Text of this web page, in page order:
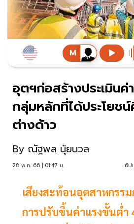
อุตฯก่อสร้างประเมิน
กลุ่มหลักที่ได้ประโยช
ต่างด้าว
By ณัฐพล นุ้ยนวล
28 พ.ค. 66 | 01:47 น. อัป
เสียงสะท้อนอุตสาหกรร
การปรับขึ้นค่าแรงขั้นต่ำ